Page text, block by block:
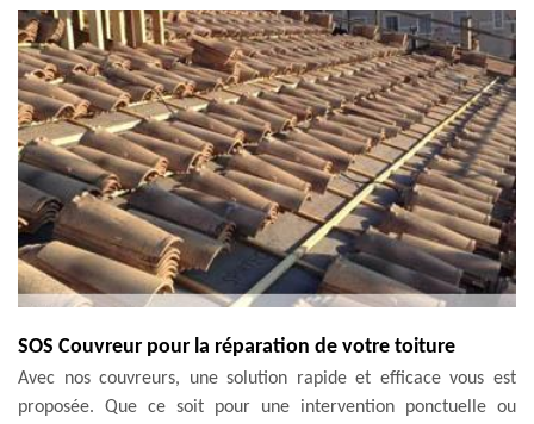
SOS Couvreur pour la réparation de votre toiture
Avec nos couvreurs, une solution rapide et efficace vous est
proposée. Que ce soit pour une intervention ponctuelle ou